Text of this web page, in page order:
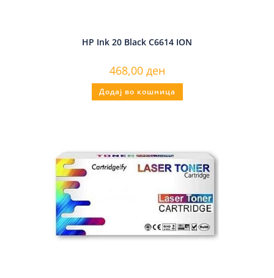
HP Ink 20 Black C6614 ION
468,00 ден
Додај во кошница